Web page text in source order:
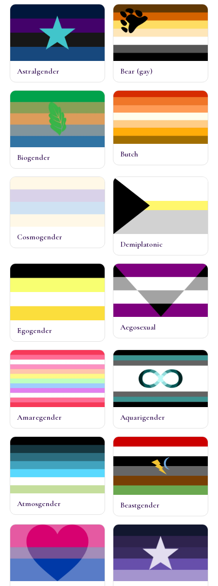
Astralgender Bear (gay)
Biogender Butch
Cosmogender
Demiplatonic
Egogender Aegosexual
Amaregender Aquarigender
Atmosgender Beastgender